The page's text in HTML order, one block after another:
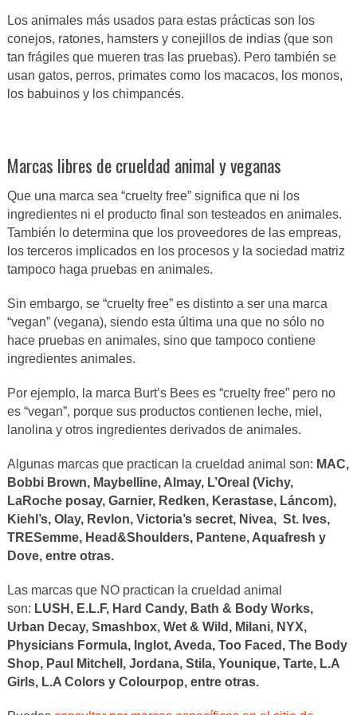
Los animales más usados para estas prácticas son los
conejos, ratones, hamsters y conejillos de indias (que son
tan frágiles que mueren tras las pruebas). Pero también se
usan gatos, perros, primates como los macacos, los monos,
los babuinos y los chimpancés.
Marcas libres de crueldad animal y veganas
Que una marca sea “cruelty free” significa que ni los
ingredientes ni el producto final son testeados en animales.
También lo determina que los proveedores de las empreas,
los terceros implicados en los procesos y la sociedad matriz
tampoco haga pruebas en animales.
Sin embargo, se “cruelty free” es distinto a ser una marca
“vegan” (vegana), siendo esta última una que no sólo no
hace pruebas en animales, sino que tampoco contiene
ingredientes animales.
Por ejemplo, la marca Burt’s Bees es “cruelty free” pero no
es “vegan”, porque sus productos contienen leche, miel,
lanolina y otros ingredientes derivados de animales.
Algunas marcas que practican la crueldad animal son: MAC,
Bobbi Brown, Maybelline, Almay, L’Oreal (Vichy,
LaRoche posay, Garnier, Redken, Kerastase, Láncom),
Kiehl’s, Olay, Revlon, Victoria’s secret, Nivea, St. Ives,
TRESemme, Head&Shoulders, Pantene, Aquafresh y
Dove, entre otras.
Las marcas que NO practican la crueldad animal
son: LUSH, E.L.F, Hard Candy, Bath & Body Works,
Urban Decay, Smashbox, Wet & Wild, Milani, NYX,
Physicians Formula, Inglot, Aveda, Too Faced, The Body
Shop, Paul Mitchell, Jordana, Stila, Younique, Tarte, L.A
Girls, L.A Colors y Colourpop, entre otras.